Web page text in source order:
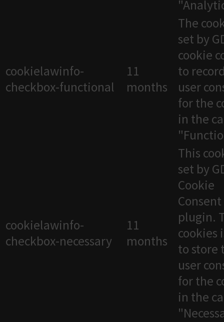
cookielawinfo-
checkbox-functional
11
months
The
set by
cookie
to
user
for the
in the
cookielawinfo-
checkbox-necessary
11
months
This
set by
Cookie
Consent
plugin.
cookies
to store
user
for the
in the